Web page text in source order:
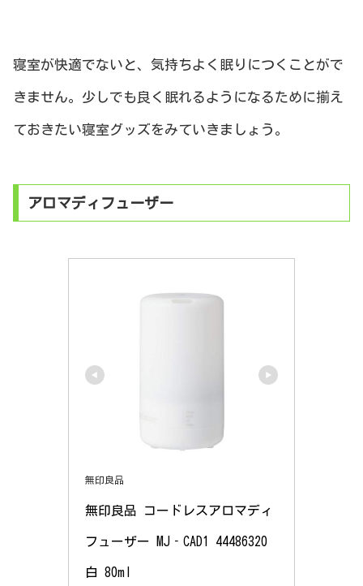
寝室が快適でないと、気持ちよく眠りにつくことがで
きません。少しでも良く眠れるようになるために揃え
ておきたい寝室グッズをみていきましょう。
アロマディフューザー
無印良品
無印良品 コードレスアロマディ
フューザー MJ‐CAD1 44486320
白 80ml